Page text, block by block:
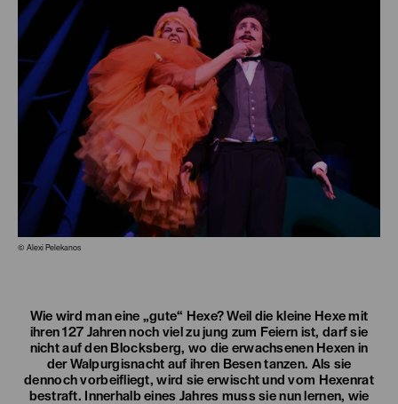
© Alexi Pelekanos
Wie wird man eine „gute“ Hexe? Weil die kleine Hexe mit
ihren 127 Jahren noch viel zu jung zum Feiern ist, darf sie
nicht auf den Blocksberg, wo die erwachsenen Hexen in
der Walpurgisnacht auf ihren Besen tanzen. Als sie
dennoch vorbeifliegt, wird sie erwischt und vom Hexenrat
bestraft. Innerhalb eines Jahres muss sie nun lernen, wie